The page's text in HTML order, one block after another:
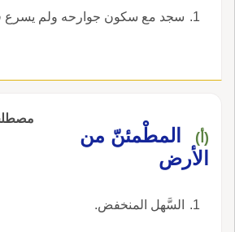
‏سجد مع سكون جوارحه ولم يسرع
(أ)
المطْمئنّ من
الأرض
السَّهل المنخفض.